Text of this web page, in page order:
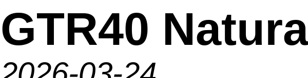
GTR40